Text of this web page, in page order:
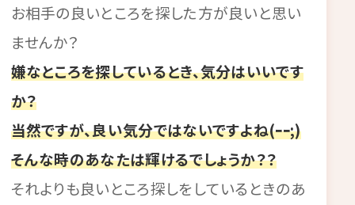
お相手の良いところを探した方が良いと思い
ませんか？
嫌なところを探しているとき、気分はいいです
か？
当然ですが、良い気分ではないですよね(ｰｰ;)
そんな時のあなたは輝けるでしょうか？？
それよりも良いところ探しをしているときのあ